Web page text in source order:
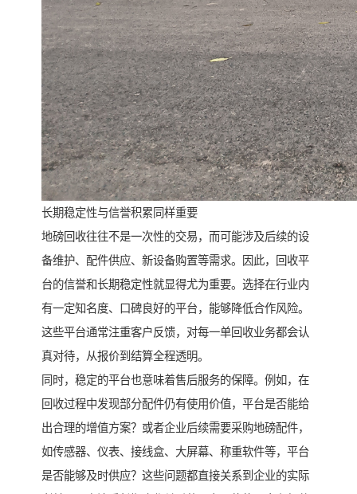
长期稳定性与信誉积累同样重要
地磅回收往往不是一次性的交易，而可能涉及后续的设
备维护、配件供应、新设备购置等需求。因此，回收平
台的信誉和长期稳定性就显得尤为重要。选择在行业内
有一定知名度、口碑良好的平台，能够降低合作风险。
这些平台通常注重客户反馈，对每一单回收业务都会认
真对待，从报价到结算全程透明。
同时，稳定的平台也意味着售后服务的保障。例如，在
回收过程中发现部分配件仍有使用价值，平台是否能给
出合理的增值方案？或者企业后续需要采购地磅配件，
如传感器、仪表、接线盒、大屏幕、称重软件等，平台
是否能够及时供应？这些问题都直接关系到企业的实际